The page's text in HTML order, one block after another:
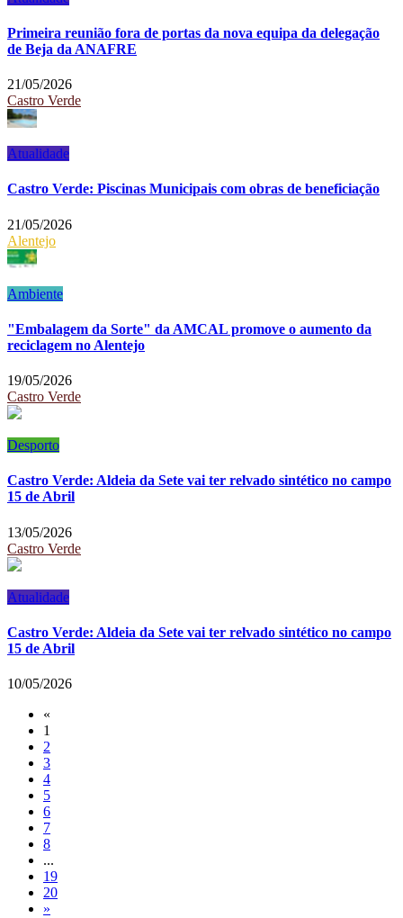
Primeira reunião fora de portas da nova equipa da delegação
de Beja da ANAFRE
21/05/2026
Castro Verde
Atualidade
Castro Verde: Piscinas Municipais com obras de beneficiação
21/05/2026
Alentejo
Ambiente
"Embalagem da Sorte" da AMCAL promove o aumento da
reciclagem no Alentejo
19/05/2026
Castro Verde
Desporto
Castro Verde: Aldeia da Sete vai ter relvado sintético no campo
15 de Abril
13/05/2026
Castro Verde
Atualidade
Castro Verde: Aldeia da Sete vai ter relvado sintético no campo
15 de Abril
10/05/2026
«
1
2
3
4
5
6
7
8
...
19
20
»